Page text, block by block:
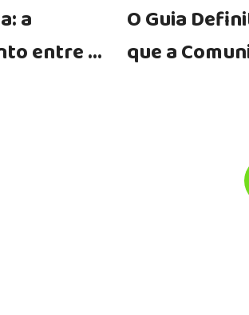
a
entre
O Guia
que a